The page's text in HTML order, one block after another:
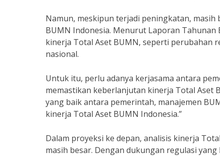
Namun, meskipun terjadi peningkatan,
BUMN Indonesia. Menurut Laporan
kinerja Total Aset BUMN, seperti perubahan
nasional.
Untuk itu, perlu adanya kerjasama antara
memastikan keberlanjutan kinerja Total Aset
yang baik antara pemerintah, manajemen
kinerja Total Aset BUMN Indonesia.”
Dalam proyeksi ke depan, analisis kinerja
masih besar. Dengan dukungan regulasi